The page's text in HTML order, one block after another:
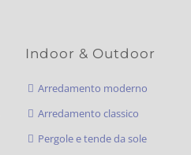
Indoor & Outdoor
Arredamento moderno
Arredamento classico
Pergole e tende da sole